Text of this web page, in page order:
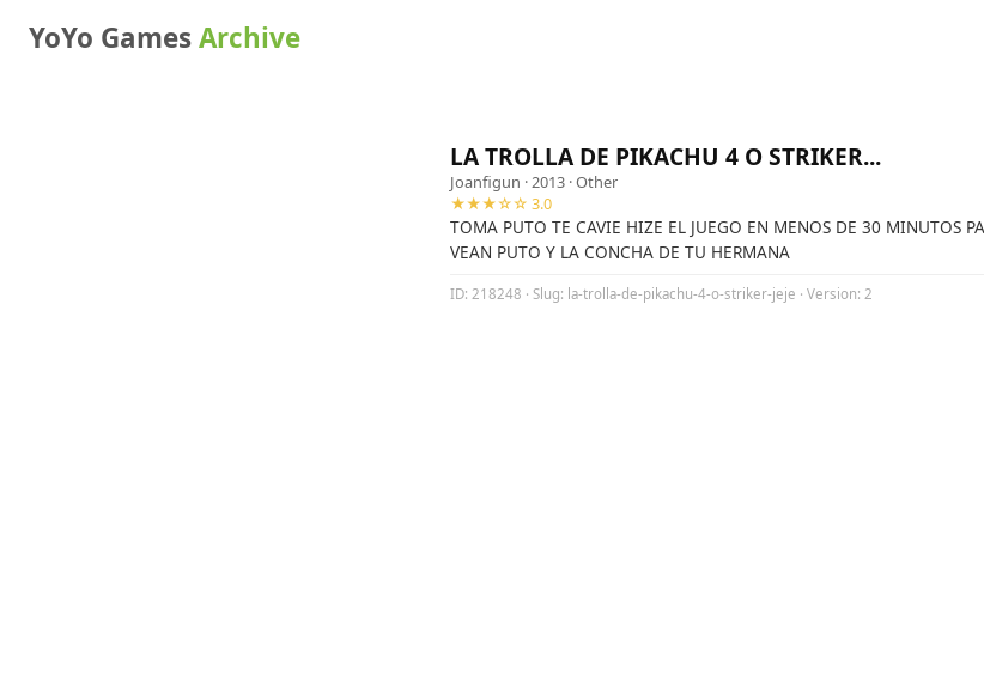
YoYo GamesArchive
LA TROLLA DE PIKACHU 4 O STRIKER...
Joanfigun · 2013 ·Other
★★★☆☆ 3.0
TOMA PUTO TE CAVIE HIZE EL JUEGO EN MENOS DE 30 MINUTOS
VEAN PUTO Y LA CONCHA DE TU HERMANA
ID: 218248 · Slug: la-trolla-de-pikachu-4-o-striker-jeje · Version: 2